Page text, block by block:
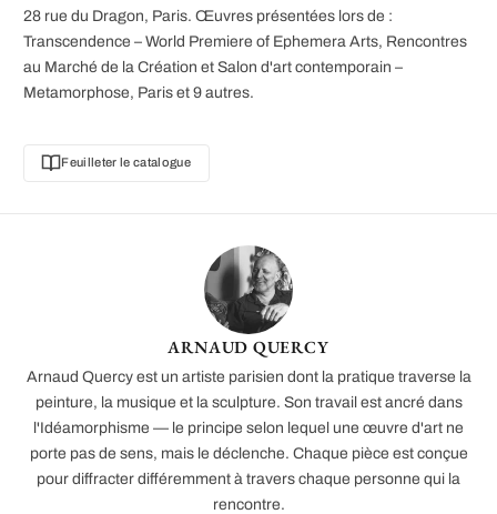
28 rue du Dragon, Paris. Œuvres présentées lors de :
Transcendence – World Premiere of Ephemera Arts, Rencontres
au Marché de la Création et Salon d'art contemporain –
Metamorphose, Paris et 9 autres.
Feuilleter le catalogue
ARNAUD QUERCY
Arnaud Quercy est un artiste parisien dont la pratique traverse la
peinture, la musique et la sculpture. Son travail est ancré dans
l'Idéamorphisme — le principe selon lequel une œuvre d'art ne
porte pas de sens, mais le déclenche. Chaque pièce est conçue
pour diffracter différemment à travers chaque personne qui la
rencontre.